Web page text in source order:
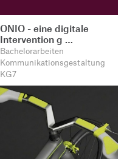
ONIO - eine digitale
Intervention g …
Bachelorarbeiten
Kommunikationsgestaltung
KG7